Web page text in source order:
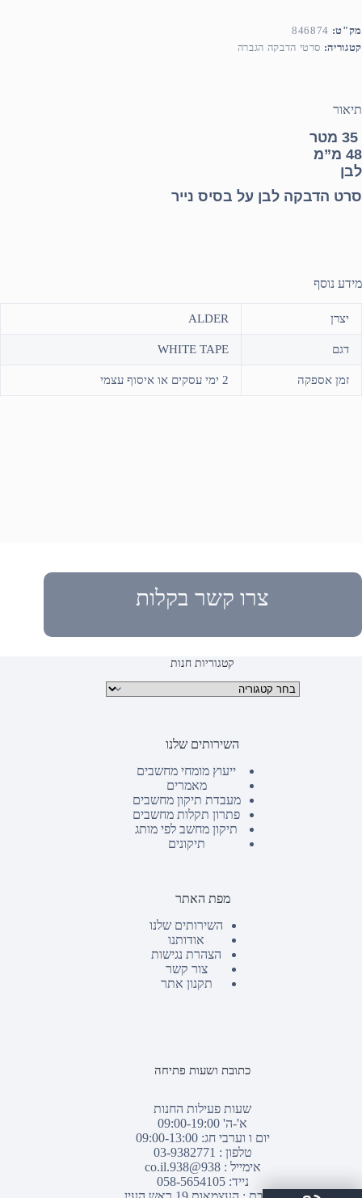
מק"ט: 846874
קטגוריה: סרטי הדבקה הגברה
תיאור
35 מטר
48 מ”מ
לבן
סרט הדבקה לבן על בסיס נייר
מידע נוסף
יצרן ALDER
דגם WHITE TAPE
זמן אספקה 2 ימי עסקים או איסוף עצמי
צרו קשר בקלות
קטגוריות חנות
קטגוריות מוצרים
השירותים שלנו
ייעוץ מומחי מחשבים
מאמרים
מעבדת תיקון מחשבים
פתרון תקלות מחשבים
תיקון מחשב לפי מותג
תיקונים
מפת האתר
השירותים שלנו
אודותנו
הצהרת נגישות
צור קשר
תקנון אתר
כתובת ושעות פתיחה
שעות פעילות החנות
א'-ה' 09:00-19:00
יום ו וערבי חג: 09:00-13:00
טלפון : 03-9382771
אימייל :938@938.co.il
נייד: 058-5654105